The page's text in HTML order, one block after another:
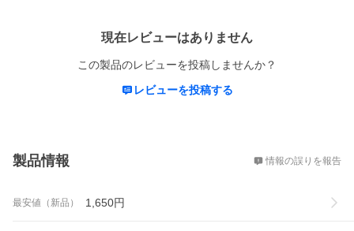
現在レビューはありません
この製品のレビューを投稿しませんか？
レビューを投稿する
製品情報 情報の誤りを報告
最安値（新品） 1,650円